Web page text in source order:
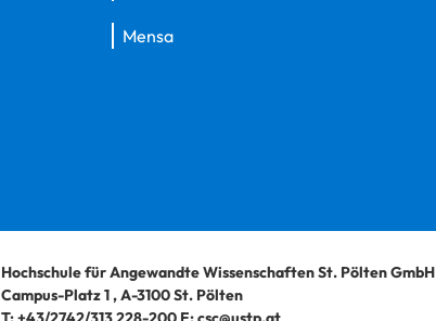
Mensa
Hochschule für Angewandte Wissenschaften St. Pölten GmbH
Campus-Platz 1,A-3100St. Pölten